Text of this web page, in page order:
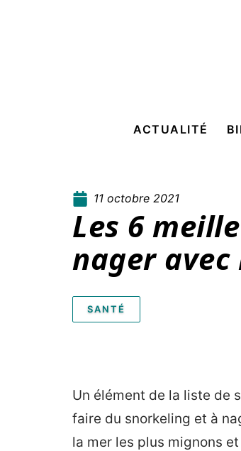
ACTUALITÉ
11 octobre 2021
Les 6
nager
SANTÉ
Un élément de la liste de
faire du snorkeling et à
la mer les plus mignons